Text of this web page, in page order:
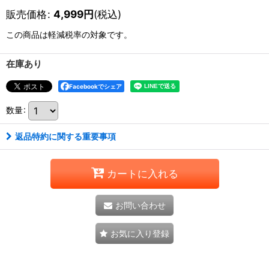
販売価格: 4,999円(税込)
この商品は軽減税率の対象です。
在庫あり
Facebookでシェア
数量:
返品特約に関する重要事項
カートに入れる
お問い合わせ
お気に入り登録